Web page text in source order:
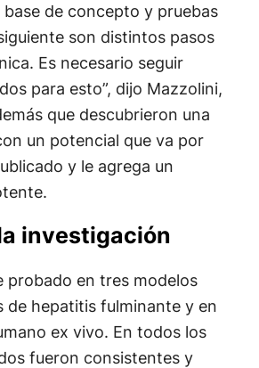
base de concepto y pruebas
son distintos pasos
Es necesario seguir
para esto”, dijo Mazzolini,
que descubrieron una
un potencial que va por
y le agrega un
investigación
probado en tres modelos
de hepatitis fulminante y en
ex vivo. En todos los
fueron consistentes y